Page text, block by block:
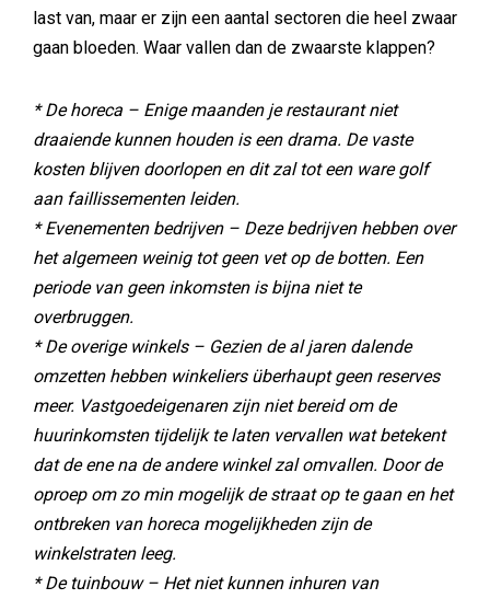
last van, maar er zijn een aantal sectoren die heel zwaar
gaan bloeden. Waar vallen dan de zwaarste klappen?
* De horeca – Enige maanden je restaurant niet
draaiende kunnen houden is een drama. De vaste
kosten blijven doorlopen en dit zal tot een ware golf
aan faillissementen leiden.
* Evenementen bedrijven – Deze bedrijven hebben over
het algemeen weinig tot geen vet op de botten. Een
periode van geen inkomsten is bijna niet te
overbruggen.
* De overige winkels – Gezien de al jaren dalende
omzetten hebben winkeliers überhaupt geen reserves
meer. Vastgoedeigenaren zijn niet bereid om de
huurinkomsten tijdelijk te laten vervallen wat betekent
dat de ene na de andere winkel zal omvallen. Door de
oproep om zo min mogelijk de straat op te gaan en het
ontbreken van horeca mogelijkheden zijn de
winkelstraten leeg.
* De tuinbouw – Het niet kunnen inhuren van